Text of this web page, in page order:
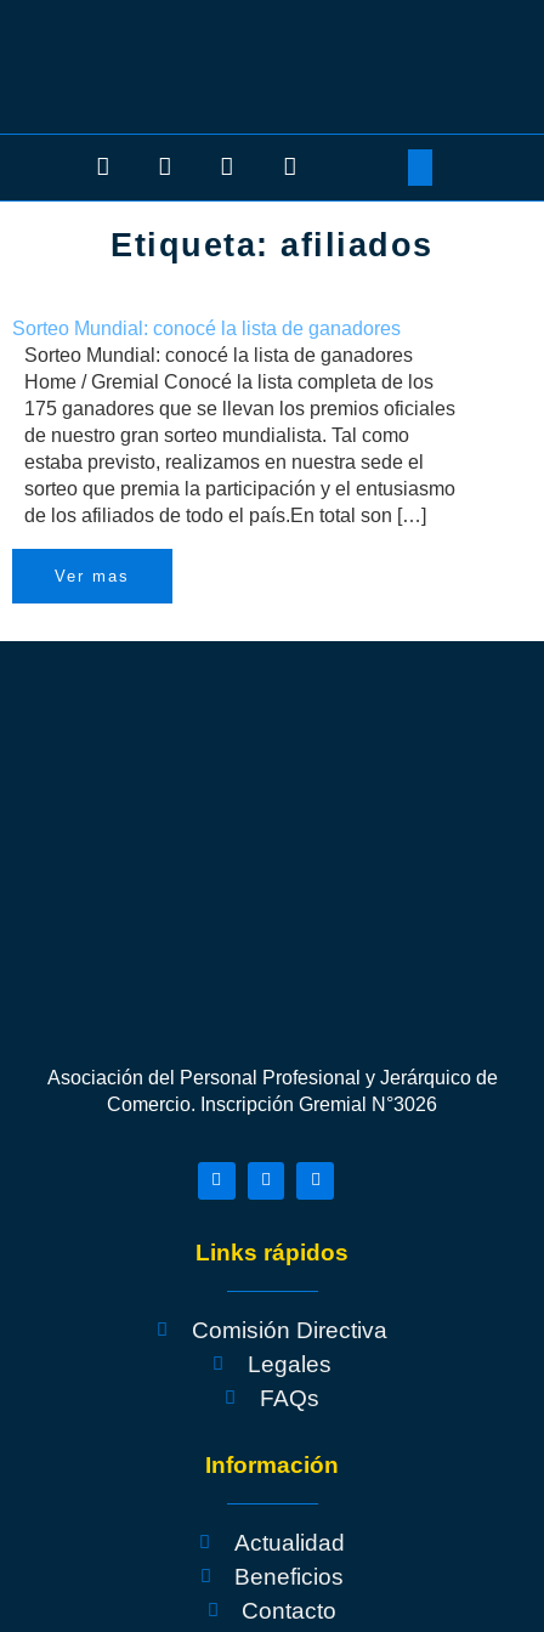
Etiqueta:afiliados
Sorteo Mundial: conocé la lista de ganadores
Sorteo Mundial: conocé la lista de ganadores
Home / Gremial Conocé la lista completa de los
175 ganadores que se llevan los premios oficiales
de nuestro gran sorteo mundialista. Tal como
estaba previsto, realizamos en nuestra sede el
sorteo que premia la participación y el entusiasmo
de los afiliados de todo el país.En total son […]
Ver mas
Asociación del Personal Profesional y Jerárquico de
Comercio. Inscripción Gremial N°3026
Links rápidos
Comisión Directiva
Legales
FAQs
Información
Actualidad
Beneficios
Contacto